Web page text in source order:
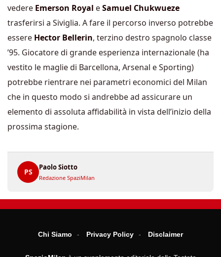
vedere Emerson Royal eSamuel Chukwueze
trasferirsi a Siviglia. A fare il percorso inverso potrebbe
essere Hector Bellerin, terzino destro spagnolo classe
’95. Giocatore di grande esperienza internazionale (ha
vestito le maglie di Barcellona, Arsenal e Sporting)
potrebbe rientrare nei parametri economici del Milan
che in questo modo si andrebbe ad assicurare un
elemento di assoluta affidabilità in vista dell’inizio della
prossima stagione.
PS
Paolo Siotto
Redazione SpaziMilan
Chi Siamo Privacy Policy Disclaimer